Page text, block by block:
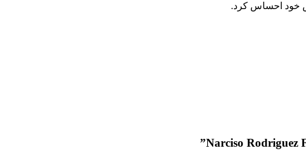
خود احساس کرد.